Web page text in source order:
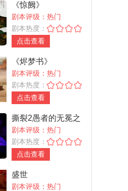
《惊阙》
剧本评级：热门
剧本热度：
点击查看
《烬梦书》
剧本评级：热门
剧本热度：
点击查看
撕裂2愚者的无冕之
作
剧本评级：热门
剧本热度：
点击查看
盛世
剧本评级：热门